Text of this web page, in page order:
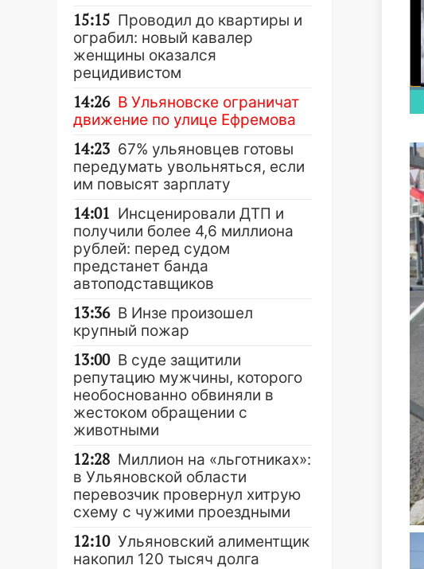
15:15 Проводил до квартиры и
ограбил: новый кавалер
женщины оказался
рецидивистом
14:26 В Ульяновске ограничат
движение по улице Ефремова
14:23 67% ульяновцев готовы
передумать увольняться, если
им повысят зарплату
14:01 Инсценировали ДТП и
получили более 4,6 миллиона
рублей: перед судом
предстанет банда
автоподставщиков
13:36 В Инзе произошел
крупный пожар
13:00 В суде защитили
репутацию мужчины, которого
необоснованно обвиняли в
жестоком обращении с
животными
12:28 Миллион на «льготниках»:
в Ульяновской области
перевозчик провернул хитрую
схему с чужими проездными
12:10 Ульяновский алиментщик
накопил 120 тысяч долга